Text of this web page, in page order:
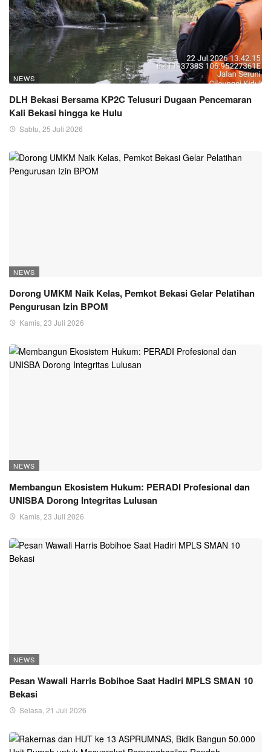
NEWS
DLH Bekasi Bersama KP2C Telusuri Dugaan Pencemaran
Kali Bekasi hingga ke Hulu
Sabtu, 25 Juli 2026
NEWS
Dorong UMKM Naik Kelas, Pemkot Bekasi Gelar Pelatihan
Pengurusan Izin BPOM
Kamis, 23 Juli 2026
NEWS
Membangun Ekosistem Hukum: PERADI Profesional dan
UNISBA Dorong Integritas Lulusan
Kamis, 23 Juli 2026
NEWS
Pesan Wawali Harris Bobihoe Saat Hadiri MPLS SMAN 10
Bekasi
Selasa, 21 Juli 2026